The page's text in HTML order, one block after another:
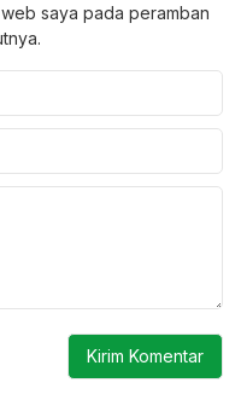
saya pada peramban